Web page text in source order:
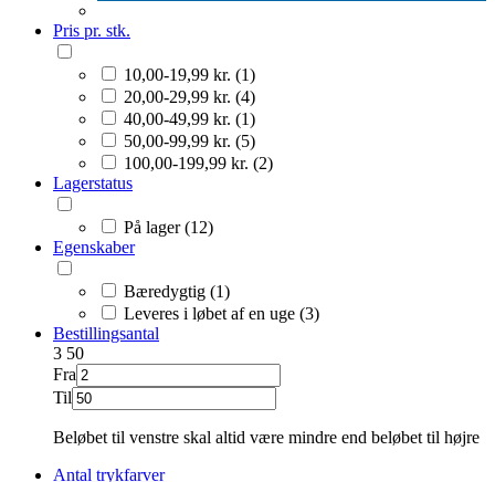
Pris pr. stk.
10,00-19,99 kr. (1)
20,00-29,99 kr. (4)
40,00-49,99 kr. (1)
50,00-99,99 kr. (5)
100,00-199,99 kr. (2)
Lagerstatus
På lager (12)
Egenskaber
Bæredygtig (1)
Leveres i løbet af en uge (3)
Bestillingsantal
3 50
Fra
Til
Beløbet til venstre skal altid være mindre end beløbet til højre
Antal trykfarver